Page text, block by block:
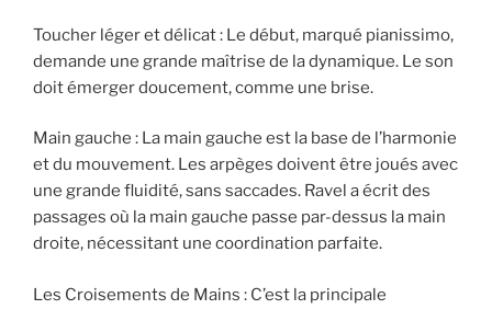
Toucher léger et délicat : Le début, marqué pianissimo,
demande une grande maîtrise de la dynamique. Le son
doit émerger doucement, comme une brise.
Main gauche : La main gauche est la base de l’harmonie
et du mouvement. Les arpèges doivent être joués avec
une grande fluidité, sans saccades. Ravel a écrit des
passages où la main gauche passe par-dessus la main
droite, nécessitant une coordination parfaite.
Les Croisements de Mains : C’est la principale